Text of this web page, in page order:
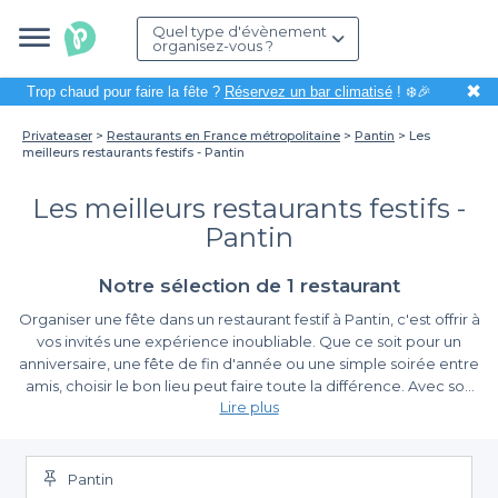
Quel type d'évènement
organisez-vous ?
Trop chaud pour faire la fête ? Réservez un bar climatisé! ❄️🎉 ✖
Privateaser Restaurants en France métropolitaine Pantin
Les
meilleurs restaurants festifs - Pantin
Les meilleurs restaurants festifs -
Pantin
Notre sélection de 1 restaurant
Organiser une fête dans un restaurant festif à Pantin, c'est offrir à
vos invités une expérience inoubliable. Que ce soit pour un
anniversaire, une fête de fin d'année ou une simple soirée entre
amis, choisir le bon lieu peut faire toute la différence. Avec son
ambiance dynamique et ses nombreux établissements, Pantin
spéciales.
Une expérience festive inégalée
Sur Privateaser, nous vous proposons une sélection des
Lire plus
Pantin